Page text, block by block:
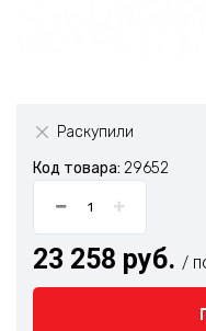
Раскупили
Код товара: 29652
23 258 руб. /